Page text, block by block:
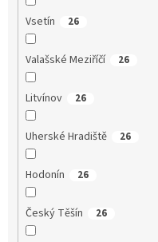
Vsetín 26
Valašské Meziříčí 26
Litvínov 26
Uherské Hradiště 26
Hodonín 26
Český Těšín 26